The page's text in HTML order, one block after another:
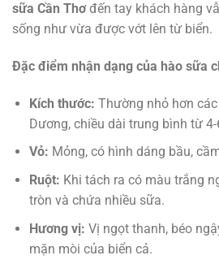
sữa Cần Thơđến tay khách hàng
sống như vừa được vớt lên từ biển.
Đặc điểm nhận dạng của hào sữa
Kích thước: Thường nhỏ hơn
Dương, chiều dài trung bình từ
Vỏ: Mỏng, có hình dáng bầu,
Ruột: Khi tách ra có màu trắng
tròn và chứa nhiều sữa.
Hương vị: Vị ngọt thanh, béo
mặn mòi của biển cả.